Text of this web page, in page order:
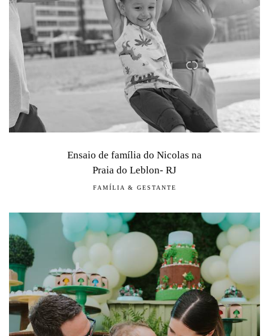
Ensaio de família do Nicolas na
Praia do Leblon- RJ
FAMÍLIA & GESTANTE